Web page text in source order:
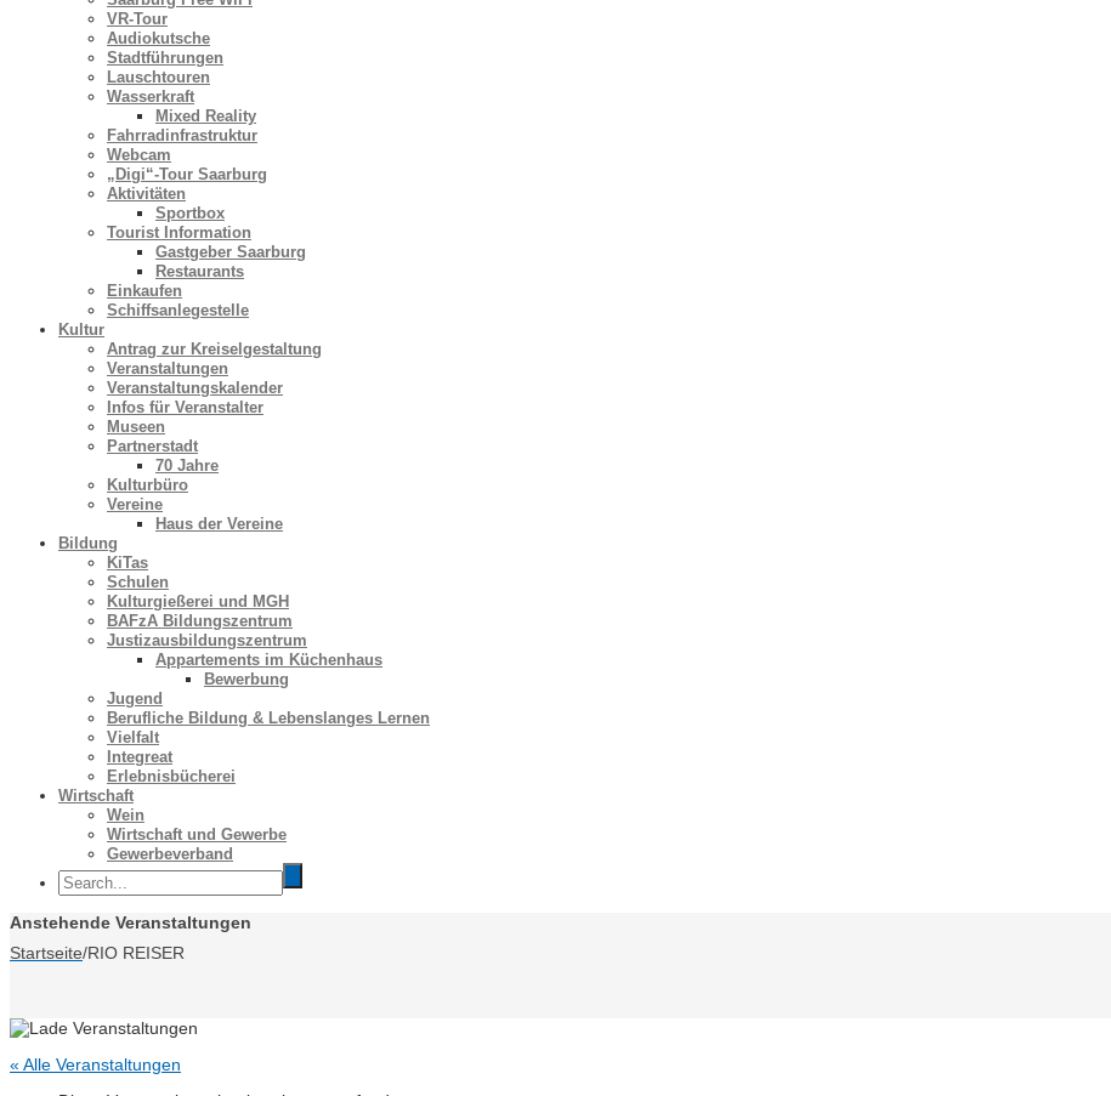
VR-Tour
Audiokutsche
Stadtführungen
Lauschtouren
Wasserkraft
Mixed Reality
Fahrradinfrastruktur
Webcam
„Digi“-Tour Saarburg
Aktivitäten
Sportbox
Tourist Information
Gastgeber Saarburg
Restaurants
Einkaufen
Schiffsanlegestelle
Kultur
Antrag zur Kreiselgestaltung
Veranstaltungen
Veranstaltungskalender
Infos für Veranstalter
Museen
Partnerstadt
70 Jahre
Kulturbüro
Vereine
Haus der Vereine
Bildung
KiTas
Schulen
Kulturgießerei und MGH
BAFzA Bildungszentrum
Justizausbildungszentrum
Appartements im Küchenhaus
Bewerbung
Jugend
Berufliche Bildung & Lebenslanges Lernen
Vielfalt
Integreat
Erlebnisbücherei
Wirtschaft
Wein
Wirtschaft und Gewerbe
Gewerbeverband
Anstehende Veranstaltungen
Startseite/RIO REISER
« Alle Veranstaltungen